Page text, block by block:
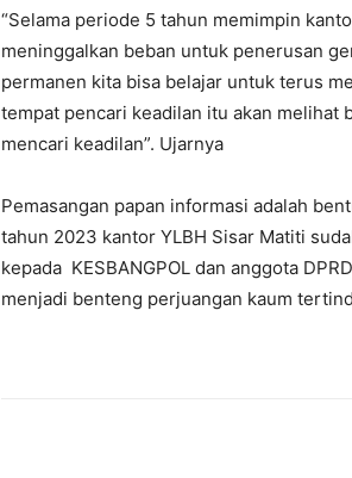
“Selama periode 5 tahun memimpin
meninggalkan beban untuk penerusan
permanen kita bisa belajar untuk terus
tempat pencari keadilan itu akan melihat
mencari keadilan”. Ujarnya
Pemasangan papan informasi adalah
tahun 2023 kantor YLBH Sisar Matiti
kepada KESBANGPOL dan anggota
menjadi benteng perjuangan kaum